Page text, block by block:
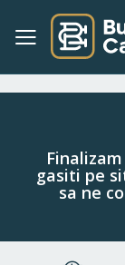
Navigați
Conținut
gasiti pe
sa ne